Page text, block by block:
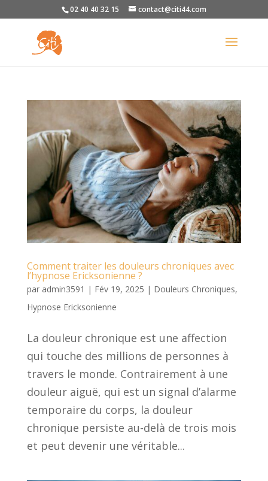
02 40 40 32 15 contact@citi44.com
Comment traiter les douleurs chroniques avec
l’hypnose Ericksonienne ?
par admin3591 | Fév 19, 2025 | Douleurs Chroniques,
Hypnose Ericksonienne
La douleur chronique est une affection
qui touche des millions de personnes à
travers le monde. Contrairement à une
douleur aiguë, qui est un signal d’alarme
temporaire du corps, la douleur
chronique persiste au-delà de trois mois
et peut devenir une véritable...